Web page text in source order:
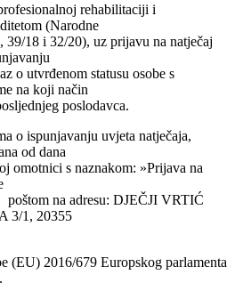
rehabilitaciji i
(Narodne
18 i 32/20), uz prijavu na natječaj
o utvrđenom statusu osobe s
na koji način
poslodavca.
o ispunjavanju uvjeta natječaja,
od dana
omotnici s naznakom: »Prijava na
poštom na adresu: DJEČJI VRTIĆ
3/1, 20355
(EU) 2016/679 Europskog parlamenta